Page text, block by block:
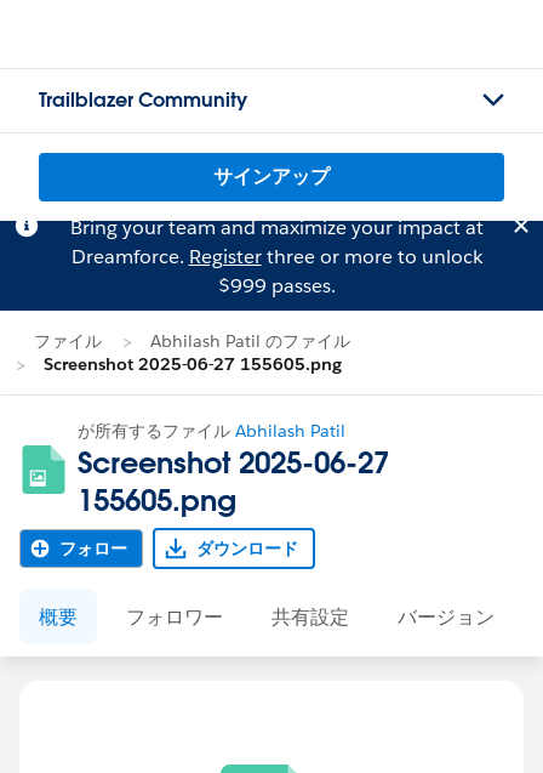
Trailblazer Community
サインアップ
Bring your team and maximize your impact at
Dreamforce. Registerthree or more to unlock
$999 passes.
ファイル
Abhilash Patil のファイル
Screenshot 2025-06-27 155605.png
が所有するファイル Abhilash Patil
Screenshot 2025-06-27
155605.png
フォロー ダウンロード
概要 フォロワー 共有設定 バージョン